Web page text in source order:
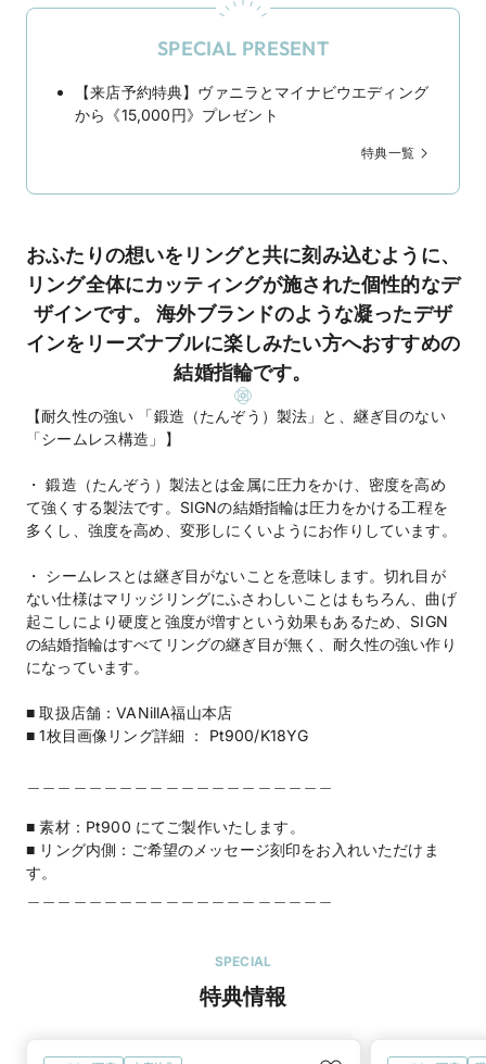
SPECIAL PRESENT
【来店予約特典】ヴァニラとマイナビウエディング
から《15,000円》プレゼント
特典一覧
おふたりの想いをリングと共に刻み込むように、
リング全体にカッティングが施された個性的なデ
ザインです。 海外ブランドのような凝ったデザ
インをリーズナブルに楽しみたい方へおすすめの
結婚指輪です。
【耐久性の強い 「鍛造（たんぞう）製法」と、継ぎ目のない
「シームレス構造」】
・ 鍛造（たんぞう）製法とは金属に圧力をかけ、密度を高め
て強くする製法です。SIGNの結婚指輪は圧力をかける工程を
多くし、強度を高め、変形しにくいようにお作りしています。
・ シームレスとは継ぎ目がないことを意味します。切れ目が
ない仕様はマリッジリングにふさわしいことはもちろん、曲げ
起こしにより硬度と強度が増すという効果もあるため、SIGN
の結婚指輪はすべてリングの継ぎ目が無く、耐久性の強い作り
になっています。
■ 取扱店舗：VANillA福山本店
■ 1枚目画像リング詳細 ： Pt900/K18YG
■ 素材：Pt900 にてご製作いたします。
■ リング内側：ご希望のメッセージ刻印をお入れいただけま
す。
SPECIAL
特典情報